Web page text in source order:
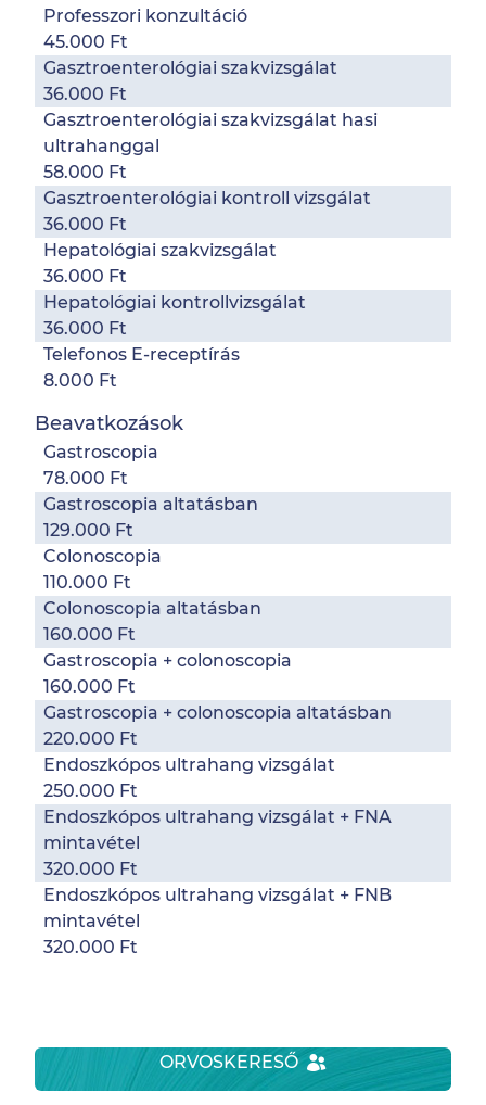
Professzori konzultáció
45.000 Ft
Gasztroenterológiai szakvizsgálat
36.000 Ft
Gasztroenterológiai szakvizsgálat hasi
ultrahanggal
58.000 Ft
Gasztroenterológiai kontroll vizsgálat
36.000 Ft
Hepatológiai szakvizsgálat
36.000 Ft
Hepatológiai kontrollvizsgálat
36.000 Ft
Telefonos E-receptírás
8.000 Ft
Beavatkozások
Gastroscopia
78.000 Ft
Gastroscopia altatásban
129.000 Ft
Colonoscopia
110.000 Ft
Colonoscopia altatásban
160.000 Ft
Gastroscopia + colonoscopia
160.000 Ft
Gastroscopia + colonoscopia altatásban
220.000 Ft
Endoszkópos ultrahang vizsgálat
250.000 Ft
Endoszkópos ultrahang vizsgálat + FNA
mintavétel
320.000 Ft
Endoszkópos ultrahang vizsgálat + FNB
mintavétel
320.000 Ft
ORVOSKERESŐ